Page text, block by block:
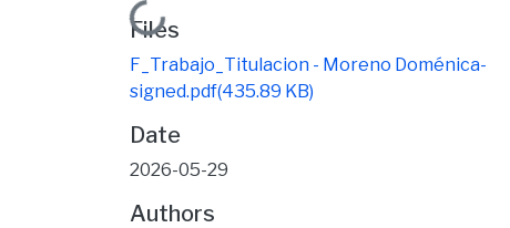
Loading...
Files
F_Trabajo_Titulacion - Moreno Doménica-
signed.pdf(435.89 KB)
Date
2026-05-29
Authors